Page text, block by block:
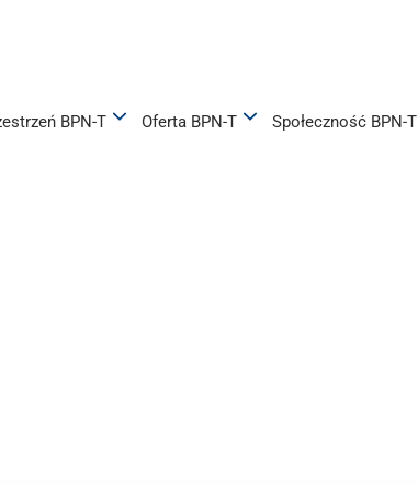
BPN-T Oferta BPN-T Społeczność BPN-T